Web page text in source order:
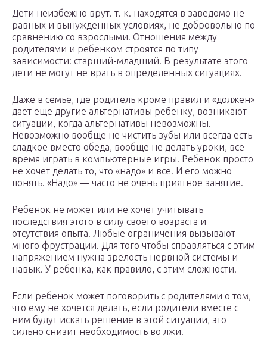
Дети неизбежно врут. т. к. находятся в заведомо не
равных и вынужденных условиях, не добровольно по
сравнению со взрослыми. Отношения между
родителями и ребенком строятся по типу
зависимости: старший-младший. В результате этого
дети не могут не врать в определенных ситуациях.
Даже в семье, где родитель кроме правил и «должен»
дает еще другие альтернативы ребенку, возникают
ситуации, когда альтернативы невозможны.
Невозможно вообще не чистить зубы или всегда есть
сладкое вместо обеда, вообще не делать уроки, все
время играть в компьютерные игры. Ребенок просто
не хочет делать то, что «надо» и все. И его можно
понять. «Надо» — часто не очень приятное занятие.
Ребенок не может или не хочет учитывать
последствия этого в силу своего возраста и
отсутствия опыта. Любые ограничения вызывают
много фрустрации. Для того чтобы справляться с этим
напряжением нужна зрелость нервной системы и
навык. У ребенка, как правило, с этим сложности.
Если ребенок может поговорить с родителями о том,
что ему не хочется делать, если родители вместе с
ним будут искать решение в этой ситуации, это
сильно снизит необходимость во лжи.